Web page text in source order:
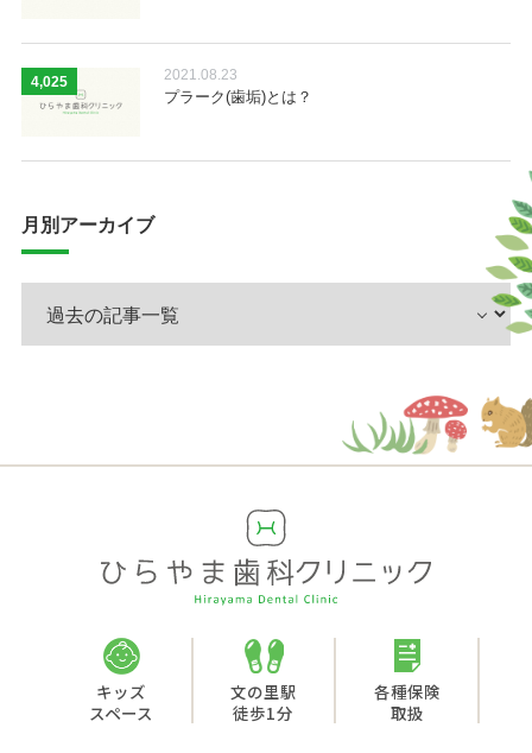
4,025 2021.08.23
プラーク(歯垢)とは？
月別アーカイブ
キッズ
スペース
文の里駅
徒歩1分
各種保険
取扱